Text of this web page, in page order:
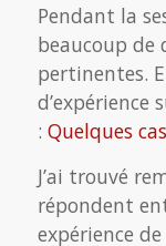
Pendant la
beaucoup de
pertinentes.
d’expérience
: Quelques
J’ai trouvé
répondent
expérience